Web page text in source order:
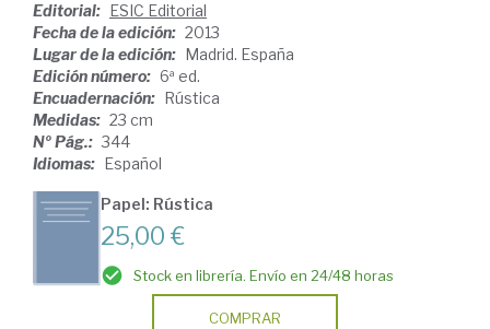
Editorial: ESIC Editorial
Fecha de la edición: 2013
Lugar de la edición: Madrid. España
Edición número: 6ª ed.
Encuadernación: Rústica
Medidas: 23 cm
Nº Pág.: 344
Idiomas: Español
Papel: Rústica
25,00 €
Stock en librería. Envío en 24/48 horas
COMPRAR